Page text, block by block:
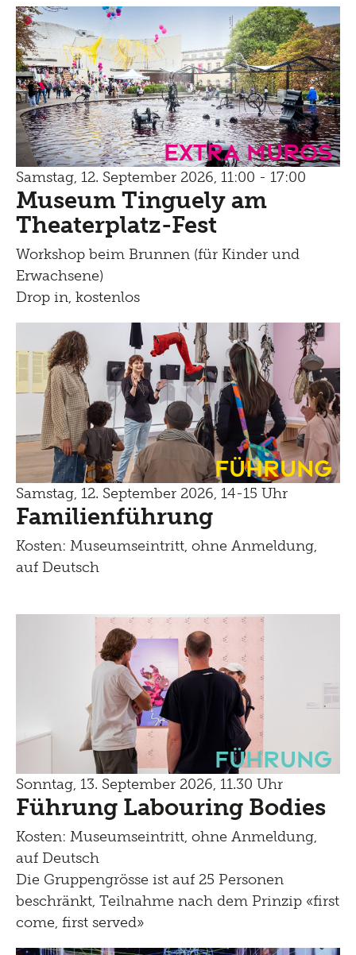
Extra Muros
Samstag, 12. September 2026, 11:00 - 17:00
Museum Tinguely am
Theaterplatz-Fest
Workshop beim Brunnen (für Kinder und
Erwachsene)
Drop in, kostenlos
Führung
Samstag, 12. September 2026, 14-15 Uhr
Familienführung
Kosten: Museumseintritt, ohne Anmeldung,
auf Deutsch
Führung
Sonntag, 13. September 2026, 11.30 Uhr
Führung Labouring Bodies
Kosten: Museumseintritt, ohne Anmeldung,
auf Deutsch
Die Gruppengrösse ist auf 25 Personen
beschränkt, Teilnahme nach dem Prinzip «first
come, first served»